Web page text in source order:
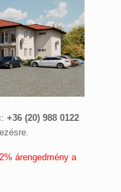
+36 (20) 988 0122
árengedmény a